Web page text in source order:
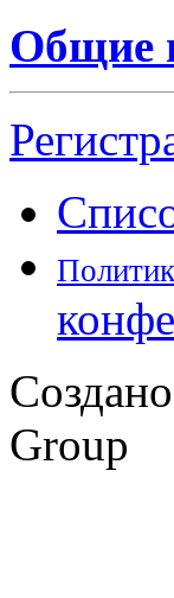
Общие
Group